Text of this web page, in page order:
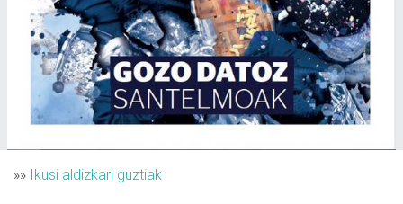
»» Ikusi aldizkari guztiak